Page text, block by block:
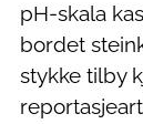
pH-skala
bordet
stykke tilby